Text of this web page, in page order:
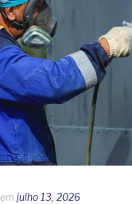
em julho 13, 2026